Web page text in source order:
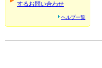
するお問い合わせ
ヘルプ一覧